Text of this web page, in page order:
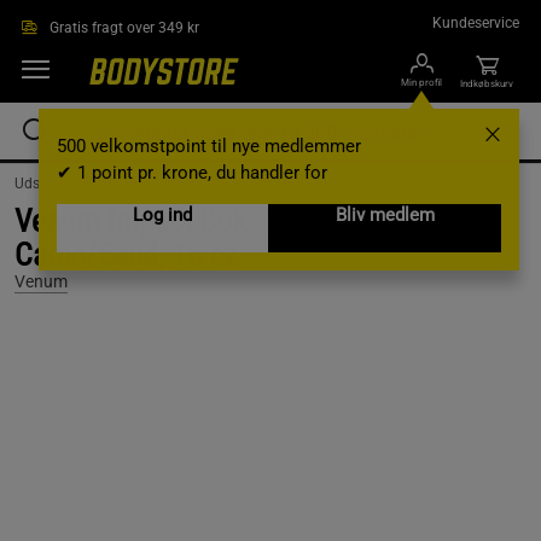
Gratis fragt over 349 kr Kundeservice
Min profil
500 velkomstpoint til nye medlemmer
✔ 1 point pr. krone, du handler for
Log ind
Bliv medlem
Indkøbskurv
Udstyr og tilbehør /Kampsport /Handsker /Boksehandsker
Venum Impact Boksehandsker, Dark
Camo/Sand, 16 oz
Venum